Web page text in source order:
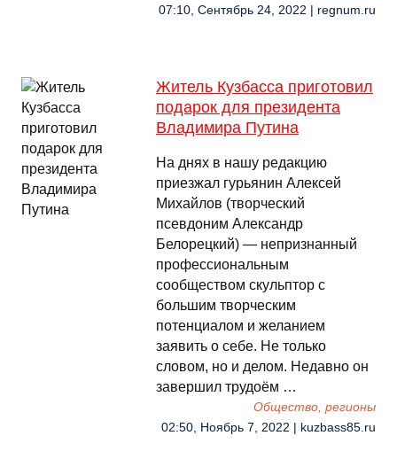
07:10, Сентябрь 24, 2022 | regnum.ru
Житель Кузбасса приготовил
подарок для президента
Владимира Путина
На днях в нашу редакцию
приезжал гурьянин Алексей
Михайлов (творческий
псевдоним Александр
Белорецкий) — непризнанный
профессиональным
сообществом скульптор с
большим творческим
потенциалом и желанием
заявить о себе. Не только
словом, но и делом. Недавно он
завершил трудоём …
Общество, регионы
02:50, Ноябрь 7, 2022 | kuzbass85.ru